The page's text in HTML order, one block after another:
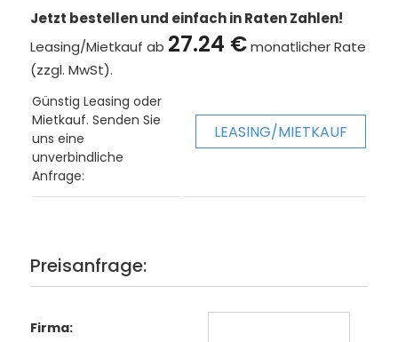
Jetzt bestellen und einfach in Raten Zahlen!
Leasing/Mietkauf ab 27.24 €monatlicher Rate
(zzgl. MwSt).
Günstig Leasing oder
Mietkauf. Senden Sie
uns eine
unverbindliche
Anfrage:
LEASING/MIETKAUF
Preisanfrage:
Firma: